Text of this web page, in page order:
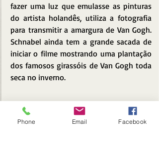
fazer uma luz que emulasse as pinturas
do artista holandês, utiliza a fotografia
para transmitir a amargura de Van Gogh.
Schnabel ainda tem a grande sacada de
iniciar o filme mostrando uma plantação
dos famosos girassóis de Van Gogh toda
seca no inverno.
Phone Email Facebook